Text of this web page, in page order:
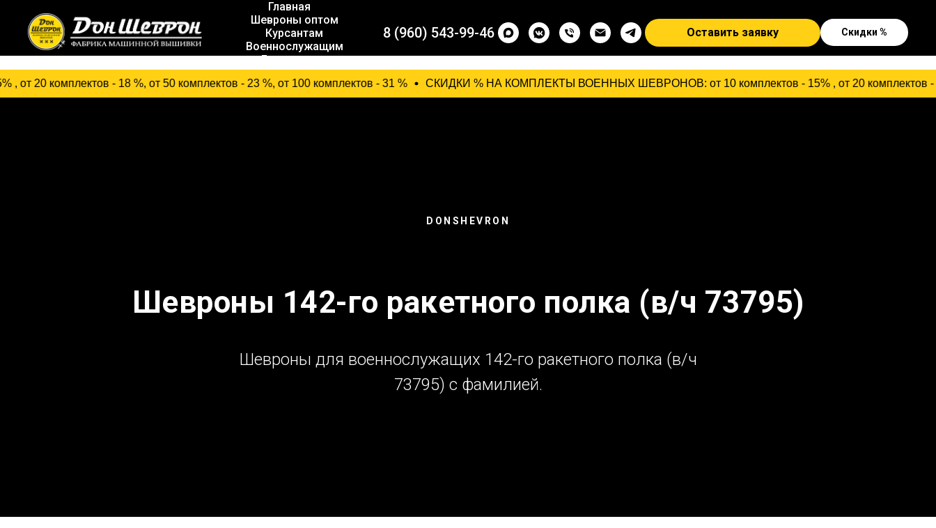
Главная
Шевроны оптом
Курсантам
Военнослужащим
Госслужащим
8 (960) 543-99-46 Оставить заявку Скидки %
- 18 %, от 50 комплектов - 23 %, от 100 комплектов - 31 % СКИДКИ % НА КОМПЛЕКТЫ ВОЕННЫХ ШЕВРОНОВ: от 10 комплектов - 15% , от 20 комплектов - 18 %, от
DONSHEVRON
Шевроны 142-го ракетного полка (в/ч 73795)
Шевроны для военнослужащих 142-го ракетного полка (в/ч
73795) c фамилией.